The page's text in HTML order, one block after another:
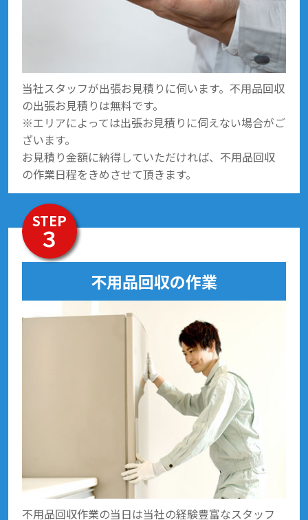
当社スタッフが出張お見積りに伺います。不用品回収
の出張お見積りは無料です。
※エリアによっては出張お見積りに伺えない場合がご
ざいます。
お見積り金額に納得していただければ、不用品回収
の作業日程をきめさせて頂きます。
STEP
３
不用品回収の作業
不用品回収作業の当日は当社の経験豊富なスタッフ